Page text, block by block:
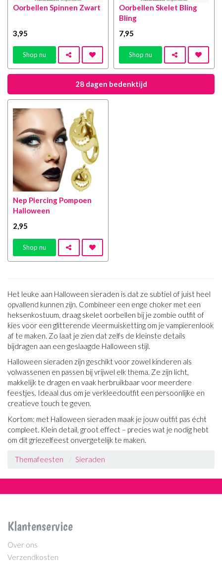
Oorbellen Spinnen Zwart
3 ,95
Shop nu
Oorbellen Skelet Bling
Bling
7 ,95
Shop nu
28 dagen bedenktijd
Nep Piercing Pompoen
Halloween
2 ,95
Shop nu
Het leuke aan Halloween sieraden is dat ze subtiel of juist heel
opvallend kunnen zijn. Combineer een enge choker met een
heksenkostuum, draag skelet oorbellen bij je zombie outfit of
kies voor een glitterende vleermuisketting om je vampierenlook
af te maken. Zo laat je zien dat zelfs de kleinste details
bijdragen aan een geslaagde Halloween stijl.
Halloween sieraden zijn geschikt voor zowel kinderen als
volwassenen en passen bij vrijwel elk thema. Ze zijn licht,
makkelijk te dragen en vaak herbruikbaar voor meerdere
feestjes. Ideaal dus om je verkleedoutfit een persoonlijke en
creatieve touch te geven.
Kortom: met Halloween sieraden maak je jouw outfit pas écht
compleet. Klein detail, groot effect – precies wat je nodig hebt
om dit griezelfeest onvergetelijk te maken.
Themafeesten Sieraden
Klantenservice
Over ons
Verzendkosten